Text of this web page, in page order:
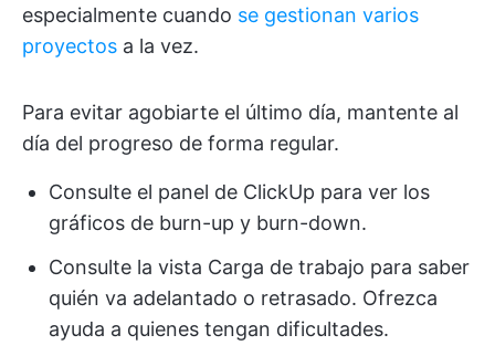
especialmente cuando se gestionan varios
proyectos a la vez.
Para evitar agobiarte el último día, mantente al
día del progreso de forma regular.
Consulte el panel de ClickUp para ver los
gráficos de burn-up y burn-down.
Consulte la vista Carga de trabajo para saber
quién va adelantado o retrasado. Ofrezca
ayuda a quienes tengan dificultades.